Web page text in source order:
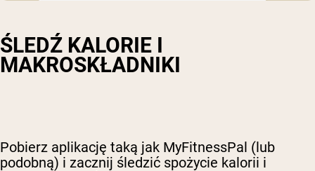
ŚLEDŹ KALORIE I
MAKROSKŁADNIKI
Pobierz aplikację taką jak MyFitnessPal (lub
podobną) i zacznij śledzić spożycie kalorii i